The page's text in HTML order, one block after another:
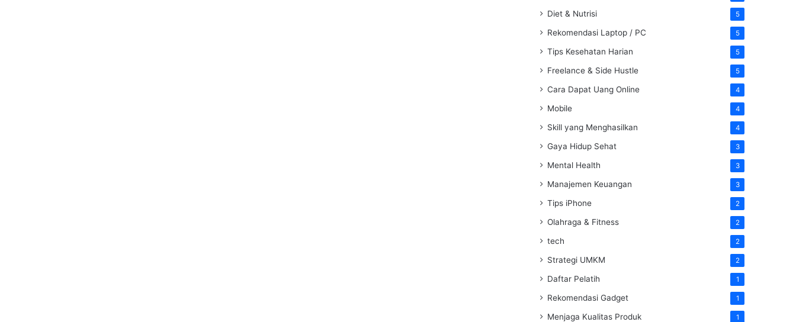
Diet & Nutrisi 5
Rekomendasi Laptop / PC 5
Tips Kesehatan Harian 5
Freelance & Side Hustle 5
Cara Dapat Uang Online 4
Mobile 4
Skill yang Menghasilkan 4
Gaya Hidup Sehat 3
Mental Health 3
Manajemen Keuangan 3
Tips iPhone 2
Olahraga & Fitness 2
tech 2
Strategi UMKM 2
Daftar Pelatih 1
Rekomendasi Gadget 1
Menjaga Kualitas Produk 1